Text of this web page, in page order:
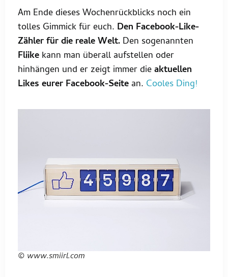
Am Ende dieses Wochenrückblicks noch ein
tolles Gimmick für euch. Den Facebook-Like-
Zähler für die reale Welt. Den sogenannten
Fliike kann man überall aufstellen oder
hinhängen und er zeigt immer dieaktuellen
Likes eurer Facebook-Seite an. Cooles Ding!
© www.smiirl.com